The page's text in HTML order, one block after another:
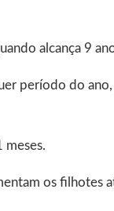
alcança 9
período do
meses.
os filhotes